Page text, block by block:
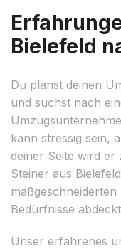
Bielefeld
Du planst deinen
und suchst nach
kann stressig sein,
deiner Seite wird er
Steiner aus
maßgeschneiderten
Bedürfnisse
Unser erfahrenes